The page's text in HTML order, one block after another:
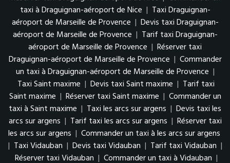
taxi à Draguignan-aéroport de Nice | Taxi Draguignan-
aéroport de Marseille de Provence | Devis taxi Draguignan-
aéroport de Marseille de Provence | Tarif taxi Draguignan-
aéroport de Marseille de Provence | Réserver taxi
Draguignan-aéroport de Marseille de Provence | Commander
un taxi à Draguignan-aéroport de Marseille de Provence |
Taxi Saint maxime | Devis taxi Saint maxime | Tarif taxi
Saint maxime | Réserver taxi Saint maxime | Commander un
taxi à Saint maxime | Taxi les arcs sur argens | Devis taxi les
arcs sur argens | Tarif taxi les arcs sur argens | Réserver taxi
les arcs sur argens | Commander un taxi à les arcs sur argens
| Taxi Vidauban | Devis taxi Vidauban | Tarif taxi Vidauban |
Réserver taxi Vidauban | Commander un taxi à Vidauban |